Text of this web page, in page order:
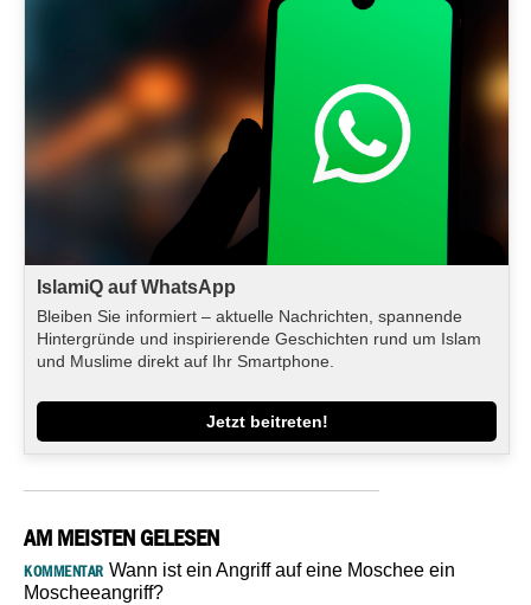
IslamiQ auf WhatsApp
Bleiben Sie informiert – aktuelle Nachrichten, spannende
Hintergründe und inspirierende Geschichten rund um Islam
und Muslime direkt auf Ihr Smartphone.
Jetzt beitreten!
AM MEISTEN GELESEN
KOMMENTAR Wann ist ein Angriff auf eine Moschee ein
Moscheeangriff?